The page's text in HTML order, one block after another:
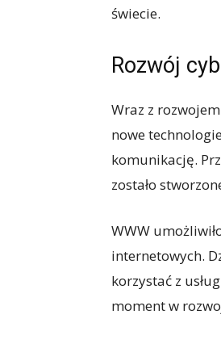
świecie.
Rozwój
Wraz z
nowe
komunikację.
zostało
WWW
internetowych.
korzystać z
moment w